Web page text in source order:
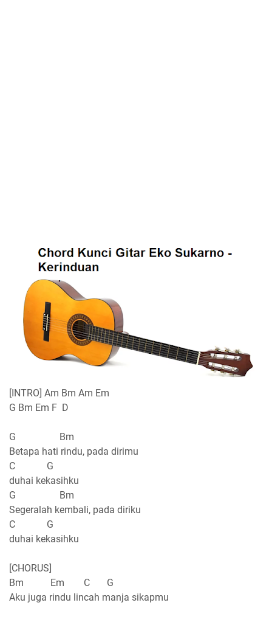
[INTRO] Am Bm Am Em
G Bm Em F D
G Bm
Betapa hati rindu, pada dirimu
C G
duhai kekasihku
G Bm
Segeralah kembali, pada diriku
C G
duhai kekasihku
[CHORUS]
Bm Em C G
Aku juga rindu lincah manja sikapmu